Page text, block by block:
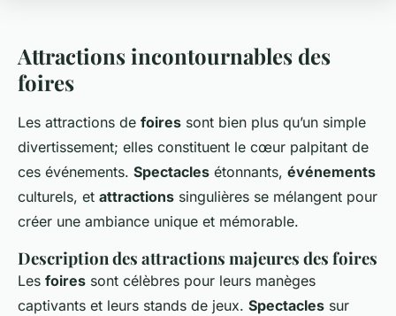
Attractions incontournables des
foires
Les attractions de foires sont bien plus qu’un simple
divertissement; elles constituent le cœur palpitant de
ces événements. Spectacles étonnants, événements
culturels, et attractions singulières se mélangent pour
créer une ambiance unique et mémorable.
Description des attractions majeures des foires
Les foires sont célèbres pour leurs manèges
captivants et leurs stands de jeux. Spectacles sur